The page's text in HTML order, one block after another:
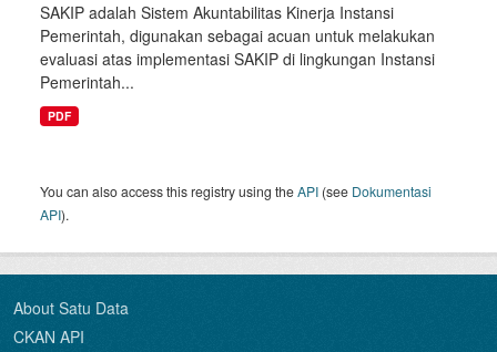
SAKIP adalah Sistem Akuntabilitas Kinerja Instansi
Pemerintah, digunakan sebagai acuan untuk melakukan
evaluasi atas implementasi SAKIP di lingkungan Instansi
Pemerintah...
PDF
You can also access this registry using theAPI (see Dokumentasi
API).
About Satu Data
CKAN API